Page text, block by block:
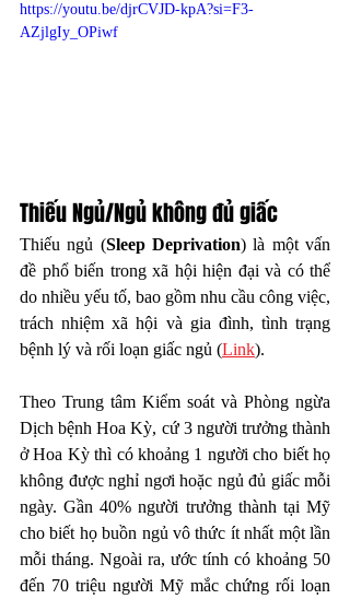
https://youtu.be/djrCVJD-kpA?si=F3-
AZjlgIy_OPiwf
Thiếu Ngủ/Ngủ không đủ giấc
Thiếu ngủ (Sleep Deprivation) là một vấn
đề phổ biến trong xã hội hiện đại và có thể
do nhiều yếu tố, bao gồm nhu cầu công việc,
trách nhiệm xã hội và gia đình, tình trạng
bệnh lý và rối loạn giấc ngủ (Link).
Theo Trung tâm Kiểm soát và Phòng ngừa
Dịch bệnh Hoa Kỳ, cứ 3 người trưởng thành
ở Hoa Kỳ thì có khoảng 1 người cho biết họ
không được nghỉ ngơi hoặc ngủ đủ giấc mỗi
ngày. Gần 40% người trưởng thành tại Mỹ
cho biết họ buồn ngủ vô thức ít nhất một lần
mỗi tháng. Ngoài ra, ước tính có khoảng 50
đến 70 triệu người Mỹ mắc chứng rối loạn